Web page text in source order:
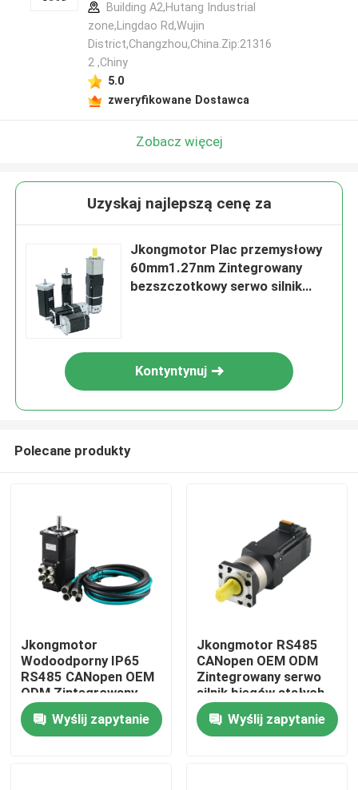
Dom
Produkty
Building A2,Hutang Industrial
zone,Lingdao Rd,Wujin
District,Changzhou,China.Zip:21316
2 ,Chiny
5.0
zweryfikowane Dostawca
Zobacz więcej
Uzyskaj najlepszą cenę za
Jkongmotor Plac przemysłowy
60mm1.27nm Zintegrowany
bezszczotkowy serwo silnik
Kontyntynuj
Polecane produkty
Jkongmotor
Wodoodporny IP65
RS485 CANopen OEM
ODM Zintegrowany
Silnik Servo DC Nema
17 23 24 34
Bezszczotkowy Silnik
Wyślij zapytanie
Jkongmotor RS485
CANopen OEM ODM
Zintegrowany serwo
silnik biegów stałych
Nema 17 23 24 34
Serwo silnik bez
szczotek Bldc z
Wyślij zapytanie